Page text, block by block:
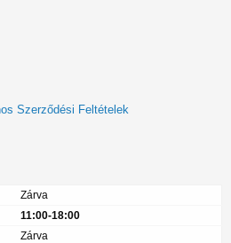
Szerződési Feltételek
Zárva
11:00-18:00
Zárva